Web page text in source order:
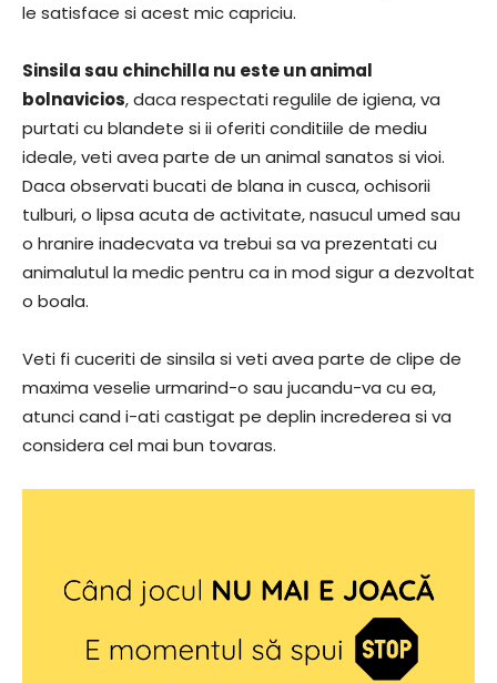
le satisface si acest mic capriciu.
Sinsila sau chinchilla nu este un animal
bolnavicios, daca respectati regulile de igiena, va
purtati cu blandete si ii oferiti conditiile de mediu
ideale, veti avea parte de un animal sanatos si vioi.
Daca observati bucati de blana in cusca, ochisorii
tulburi, o lipsa acuta de activitate, nasucul umed sau
o hranire inadecvata va trebui sa va prezentati cu
animalutul la medic pentru ca in mod sigur a dezvoltat
o boala.
Veti fi cuceriti de sinsila si veti avea parte de clipe de
maxima veselie urmarind-o sau jucandu-va cu ea,
atunci cand i-ati castigat pe deplin increderea si va
considera cel mai bun tovaras.